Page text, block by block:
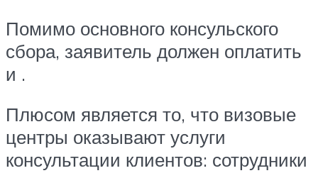
Помимо основного консульского
сбора, заявитель должен оплатить
и .
Плюсом является то, что визовые
центры оказывают услуги
консультации клиентов: сотрудники